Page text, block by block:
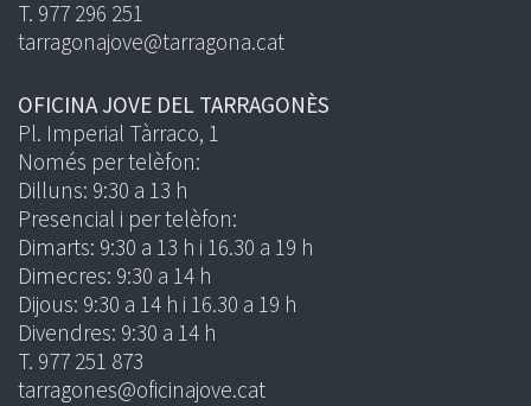
T. 977 296 251
tarragonajove@tarragona.cat
OFICINA JOVE DEL TARRAGONÈS
Pl. Imperial Tàrraco, 1
Només per telèfon:
Dilluns: 9:30 a 13 h
Presencial i per telèfon:
Dimarts: 9:30 a 13 h i 16.30 a 19 h
Dimecres: 9:30 a 14 h
Dijous: 9:30 a 14 h i 16.30 a 19 h
Divendres: 9:30 a 14 h
T. 977 251 873
tarragones@oficinajove.cat